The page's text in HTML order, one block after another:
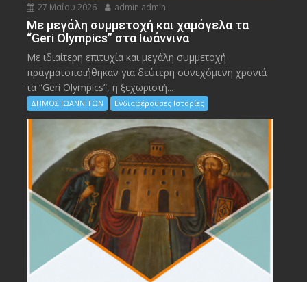
27 Μαΐου 2026 admin admin
Με μεγάλη συμμετοχή και χαμόγελα τα
“Geri Olympics” στα Ιωάννινα
Με ιδιαίτερη επιτυχία και μεγάλη συμμετοχή
πραγματοποιήθηκαν για δεύτερη συνεχόμενη χρονιά
τα “Geri Olympics”, η ξεχωριστή...
ΔΗΜΟΣ ΙΩΑΝΝΙΤΩΝ Ενδιαφέρουσες Ιστορίες